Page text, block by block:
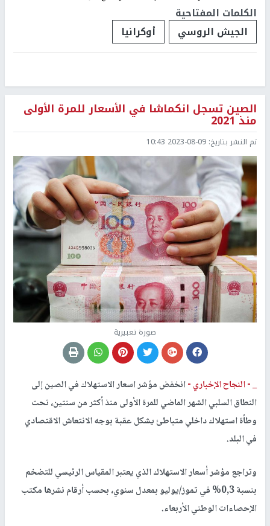
الكلمات المفتاحية
الجيش الروسي
أوكرانيا
الصين تسجل انكماشا في الأسعار للمرة الأولى
منذ 2021
تم النشر بتاريخ: 2023-08-09 10:43
صورة تعبيرية
_ -النجاح الإخباري -انخفض مؤشر اسعار الاستهلاك في الصين إلى
النطاق السلبي الشهر الماضي للمرة الأولى منذ أكثر من سنتين، تحت
وطأة استهلاك داخلي متباطئ يشكل عقبة بوجه الانتعاش الاقتصادي
في البلد.
وتراجع مؤشر أسعار الاستهلاك الذي يعتبر المقياس الرئيسي للتضخم
بنسبة 0,3% في تموز/يوليو بمعدل سنوي، بحسب أرقام نشرها مكتب
الإحصاءات الوطني الأربعاء.